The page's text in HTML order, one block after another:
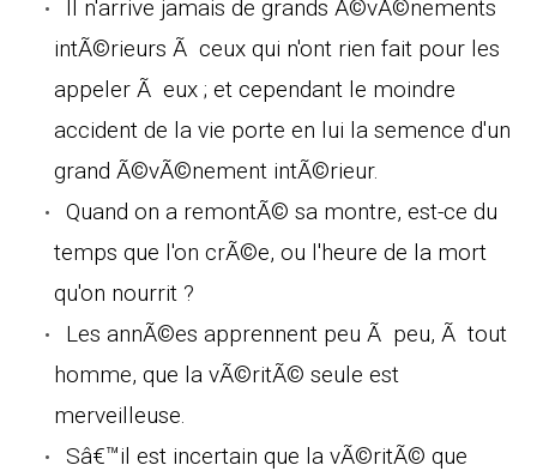
Il n'arrive jamais de grands Ã©vÃ©nements
intÃ©rieurs Ã ceux qui n'ont rien fait pour les
appeler Ã eux ; et cependant le moindre
accident de la vie porte en lui la semence d'un
grand Ã©vÃ©nement intÃ©rieur.
Quand on a remontÃ© sa montre, est-ce du
temps que l'on crÃ©e, ou l'heure de la mort
qu'on nourrit ?
Les annÃ©es apprennent peu Ã peu, Ã tout
homme, que la vÃ©ritÃ© seule est
merveilleuse.
Sâ€™il est incertain que la vÃ©ritÃ© que